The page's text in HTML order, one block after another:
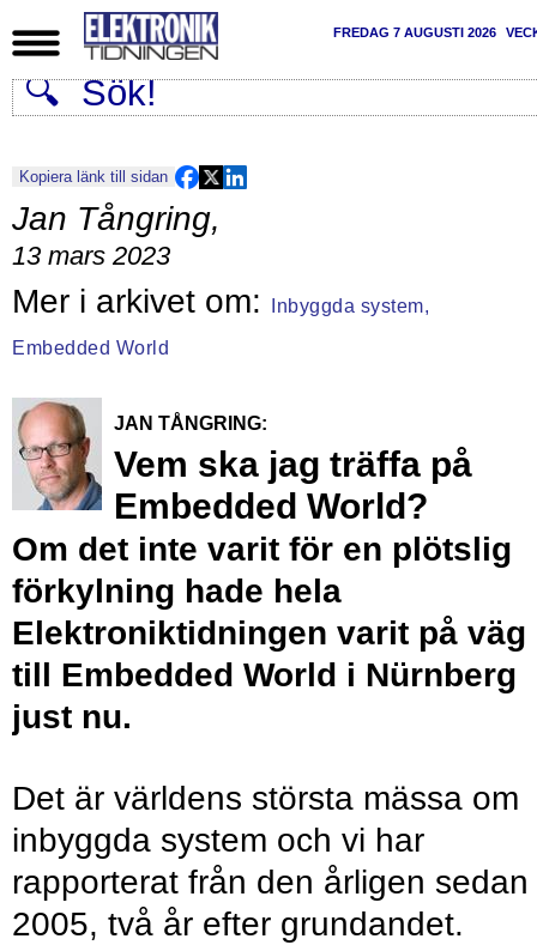
FREDAG 7 AUGUSTI 2026
Kopiera länk till sidan
Jan Tångring,
13 mars 2023
Inbyggda system,
Embedded World
JAN TÅNGRING:
Vem ska jag träffa på
Embedded World?
Om det inte varit för en plötslig
förkylning hade hela
Elektroniktidningen varit på väg
till Embedded World i Nürnberg
just nu.
Det är världens största mässa om
inbyggda system och vi har
rapporterat från den årligen sedan
2005, två år efter grundandet.